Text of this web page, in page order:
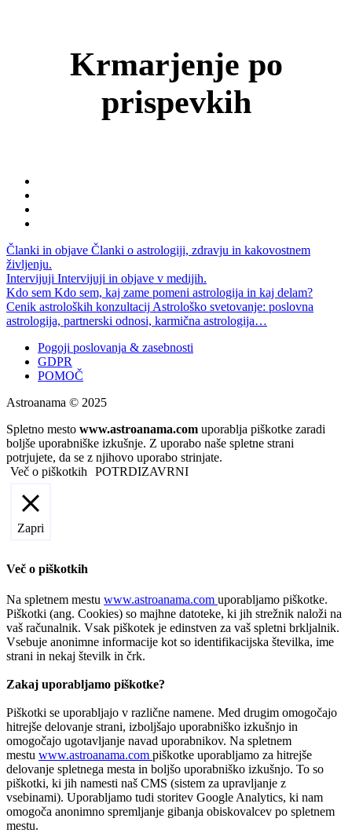
Krmarjenje po
prispevkih
Članki in objave Članki o astrologiji, zdravju in kakovostnem
življenju.
Intervijuji Intervijuji in objave v medijih.
Kdo sem Kdo sem, kaj zame pomeni astrologija in kaj delam?
Cenik astroloških konzultacij Astrološko svetovanje: poslovna
astrologija, partnerski odnosi, karmična astrologija…
Pogoji poslovanja & zasebnosti
GDPR
POMOČ
Astroanama © 2025
Spletno mesto www.astroanama.com uporablja piškotke zaradi
boljše uporabniške izkušnje. Z uporabo naše spletne strani
potrjujete, da se z njihovo uporabo strinjate.
Več o piškotkih POTRDIZAVRNI
Zapri
Več o piškotkih
Na spletnem mestu www.astroanama.com uporabljamo piškotke.
Piškotki (ang. Cookies) so majhne datoteke, ki jih strežnik naloži na
vaš računalnik. Vsak piškotek je edinstven za vaš spletni brkljalnik.
Vsebuje anonimne informacije kot so identifikacijska številka, ime
strani in nekaj številk in črk.
Zakaj uporabljamo piškotke?
Piškotki se uporabljajo v različne namene. Med drugim omogočajo
hitrejše delovanje strani, izboljšajo uporabniško izkušnjo in
omogočajo ugotavljanje navad uporabnikov. Na spletnem
mestu www.astroanama.com piškotke uporabljamo za hitrejše
delovanje spletnega mesta in boljšo uporabniško izkušnjo. To so
piškotki, ki jih namesti naš CMS (sistem za upravljanje z
vsebinami). Uporabljamo tudi storitev Google Analytics, ki nam
omogoča anonimno spremljanje gibanja obiskovalcev po spletnem
mestu.